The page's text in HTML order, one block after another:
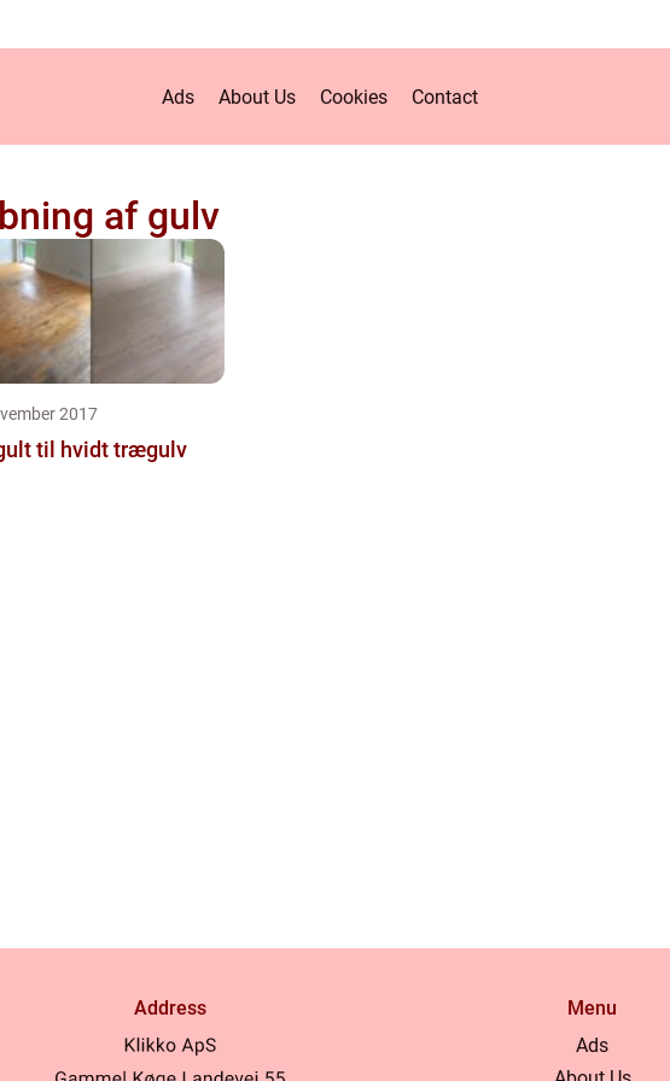
Ads About Us Cookies Contact
af gulv
2017
til hvidt trægulv
Address
Menu
Ads